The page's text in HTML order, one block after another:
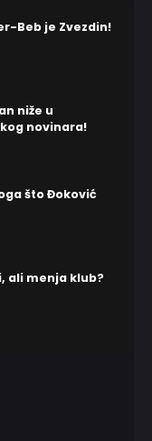
Beb je Zvezdin!
niže u
novinara!
što Đoković
ali menja klub?